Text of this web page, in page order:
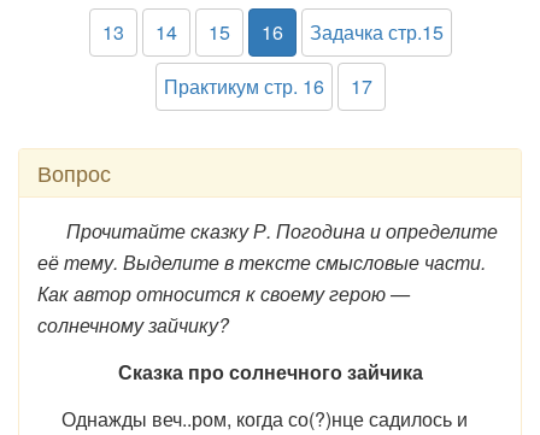
13 14 15 16
Задачка стр.15
Практикум стр. 16
17
Вопрос
Прочитайте сказку Р. Погодина и определите
её тему. Выделите в тексте смысловые части.
Как автор относится к своему герою —
солнечному зайчику?
Сказка про солнечного зайчика
Однажды веч..ром, когда со(?)нце садилось и